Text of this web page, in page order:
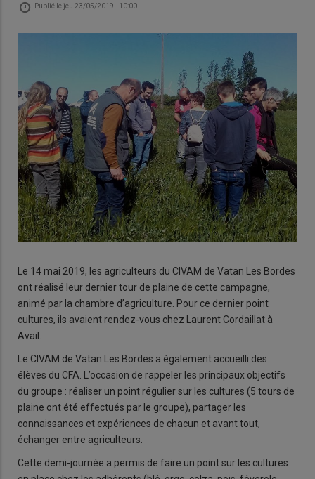
Publié le jeu 23/05/2019 - 10:00
Le 14 mai 2019, les agriculteurs du CIVAM de Vatan Les Bordes
ont réalisé leur dernier tour de plaine de cette campagne,
animé par la chambre d’agriculture. Pour ce dernier point
cultures, ils avaient rendez-vous chez Laurent Cordaillat à
Avail.
Le CIVAM de Vatan Les Bordes a également accueilli des
élèves du CFA. L’occasion de rappeler les principaux objectifs
du groupe : réaliser un point régulier sur les cultures (5 tours de
plaine ont été effectués par le groupe), partager les
connaissances et expériences de chacun et avant tout,
échanger entre agriculteurs.
Cette demi-journée a permis de faire un point sur les cultures